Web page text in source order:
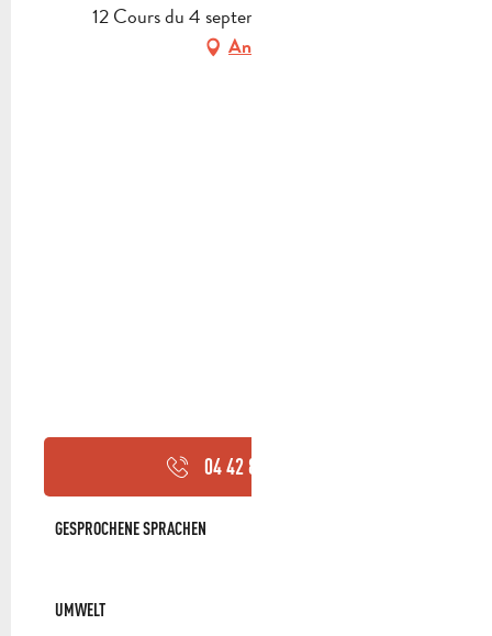
12 Cours du 4 septembre, 13390 Auriol
Anfahrt
04 42 84 44
GESPROCHENE SPRACHEN
GESPROCHENE SPRACHEN
UMWELT
UMWELT